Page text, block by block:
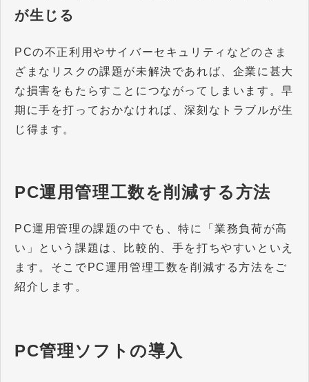
が生じる
PCの不正利用やサイバーセキュリティなどのさま
ざまなリスクの課題が未解決であれば、企業に甚大
な損害をもたらすことにつながってしまいます。早
期に手を打っておかなければ、深刻なトラブルが生
じ得ます。
PC運用管理工数を削減する方法
PC運用管理の課題の中でも、特に「業務負荷が高
い」という課題は、比較的、手を打ちやすいといえ
ます。そこでPC運用管理工数を削減する方法をご
紹介します。
PC管理ソフトの導入